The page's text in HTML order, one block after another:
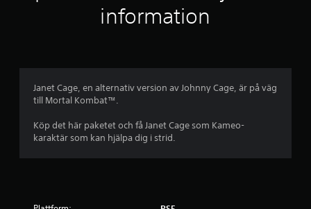
o
v
information
Janet Cage, en alternativ version av Johnny Cage, är på väg
till Mortal Kombat™.
Köp det här paketet och få Janet Cage som Kameo-
karaktär som kan hjälpa dig i strid.